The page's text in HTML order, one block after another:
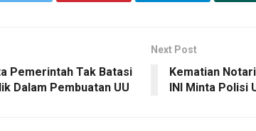
Pemerintah Tak Batasi
Dalam Pembuatan UU
Next Post
Kematian
INI Minta Polisi